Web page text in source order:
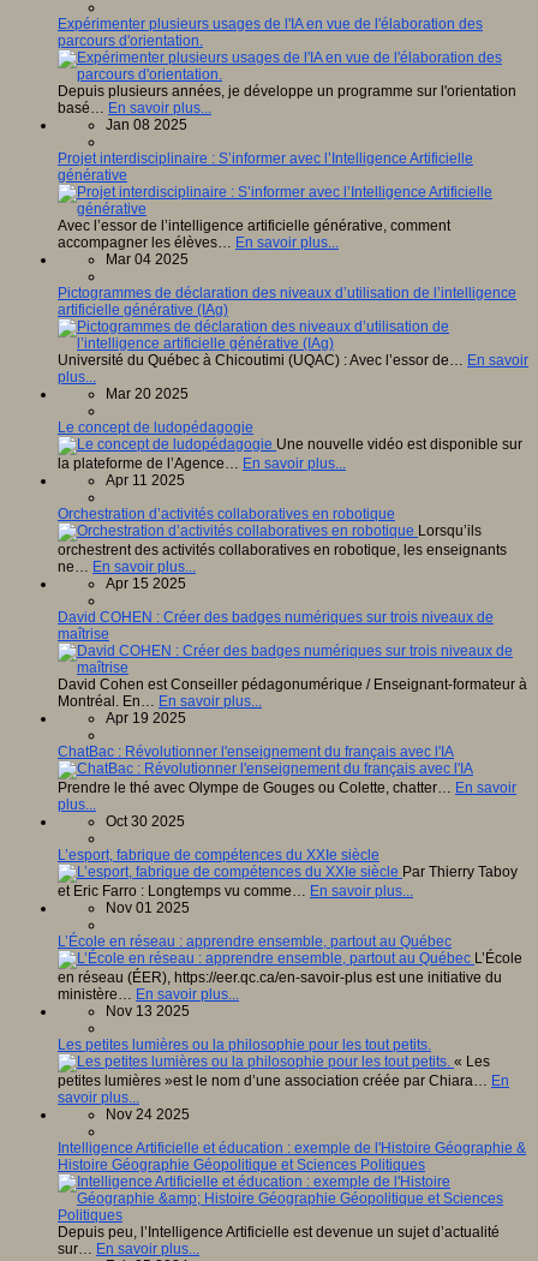
Expérimenter plusieurs usages de l'IA en vue de l'élaboration des
parcours d'orientation.
Depuis plusieurs années, je développe un programme sur l'orientation
basé… En savoir plus...
Jan 08 2025
Projet interdisciplinaire : S’informer avec l’Intelligence Artificielle
générative
Avec l’essor de l’intelligence artificielle générative, comment
accompagner les élèves… En savoir plus...
Mar 04 2025
Pictogrammes de déclaration des niveaux d’utilisation de l’intelligence
artificielle générative (IAg)
Université du Québec à Chicoutimi (UQAC) : Avec l’essor de… En savoir
plus...
Mar 20 2025
Le concept de ludopédagogie
Une nouvelle vidéo est disponible sur
la plateforme de l’Agence… En savoir plus...
Apr 11 2025
Orchestration d’activités collaboratives en robotique
Lorsqu’ils
orchestrent des activités collaboratives en robotique, les enseignants
ne… En savoir plus...
Apr 15 2025
David COHEN : Créer des badges numériques sur trois niveaux de
maîtrise
David Cohen est Conseiller pédagonumérique / Enseignant-formateur à
Montréal. En… En savoir plus...
Apr 19 2025
ChatBac : Révolutionner l'enseignement du français avec l'IA
Prendre le thé avec Olympe de Gouges ou Colette, chatter… En savoir
plus...
Oct 30 2025
L’esport, fabrique de compétences du XXIe siècle
Par Thierry Taboy
et Eric Farro : Longtemps vu comme… En savoir plus...
Nov 01 2025
L’École en réseau : apprendre ensemble, partout au Québec
L’École
en réseau (ÉER), https://eer.qc.ca/en-savoir-plus est une initiative du
ministère… En savoir plus...
Nov 13 2025
Les petites lumières ou la philosophie pour les tout petits.
« Les
petites lumières »est le nom d’une association créée par Chiara… En
savoir plus...
Nov 24 2025
Intelligence Artificielle et éducation : exemple de l'Histoire Géographie &
Histoire Géographie Géopolitique et Sciences Politiques
Depuis peu, l’Intelligence Artificielle est devenue un sujet d’actualité
sur… En savoir plus...